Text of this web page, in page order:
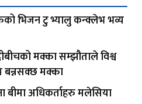
भिजन टु भ्यालु कन्क्लेभ भव्य
मक्का सम्झौताले विश्व
बन्नसक्छ मक्का
अधिकर्ताहरु मलेसिया